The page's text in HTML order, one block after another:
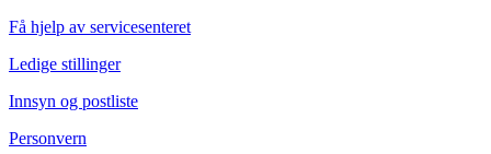
Få hjelp av servicesenteret
Ledige stillinger
Innsyn og postliste
Personvern